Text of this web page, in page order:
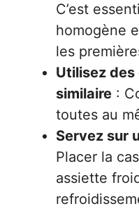
C’est
homogène
les
Utilisez
similaire :
toutes au
Servez sur
Placer la
assiette